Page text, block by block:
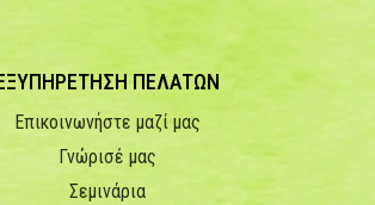
ΠΕΛΑΤΩΝ
Επικοινωνήστε μαζί μας
Γνώρισέ μας
Σεμινάρια